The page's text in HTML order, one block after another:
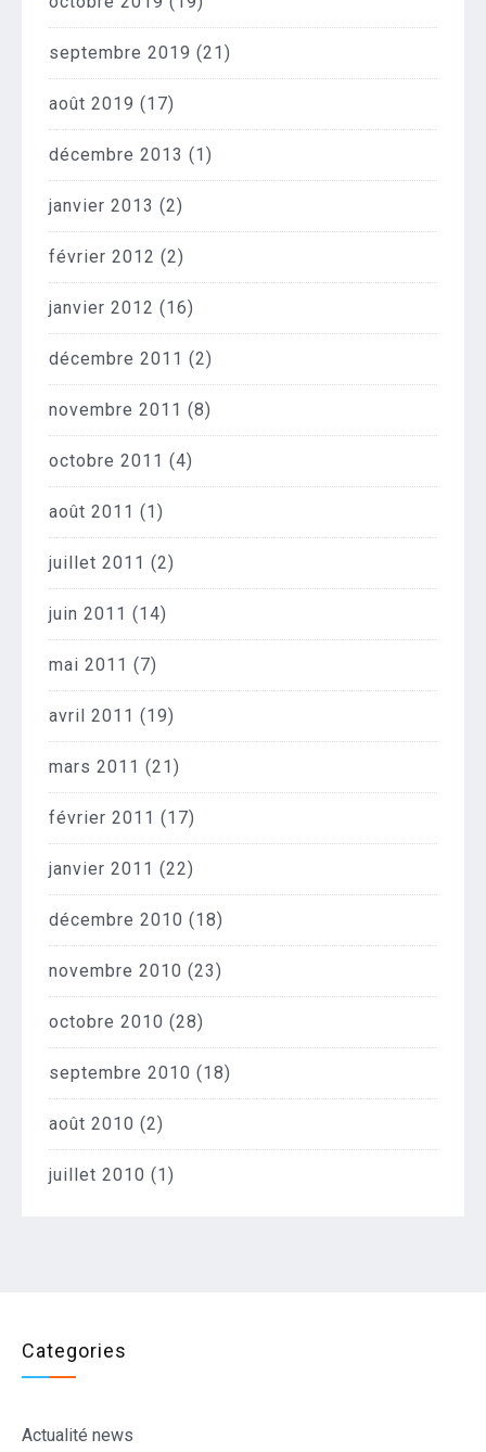
septembre 2019 (21)
août 2019 (17)
décembre 2013 (1)
janvier 2013 (2)
février 2012 (2)
janvier 2012 (16)
décembre 2011 (2)
novembre 2011 (8)
octobre 2011 (4)
août 2011 (1)
juillet 2011 (2)
juin 2011 (14)
mai 2011 (7)
avril 2011 (19)
mars 2011 (21)
février 2011 (17)
janvier 2011 (22)
décembre 2010 (18)
novembre 2010 (23)
octobre 2010 (28)
septembre 2010 (18)
août 2010 (2)
juillet 2010 (1)
Categories
Actualité news